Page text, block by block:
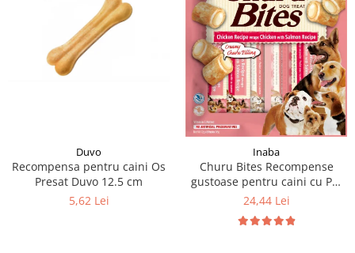
Duvo
Recompensa pentru caini Os
Presat Duvo 12.5 cm
5,62 Lei
Inaba
Churu Bites Recompense
gustoase pentru caini cu Pui
si somon 8 x 12 g
24,44 Lei